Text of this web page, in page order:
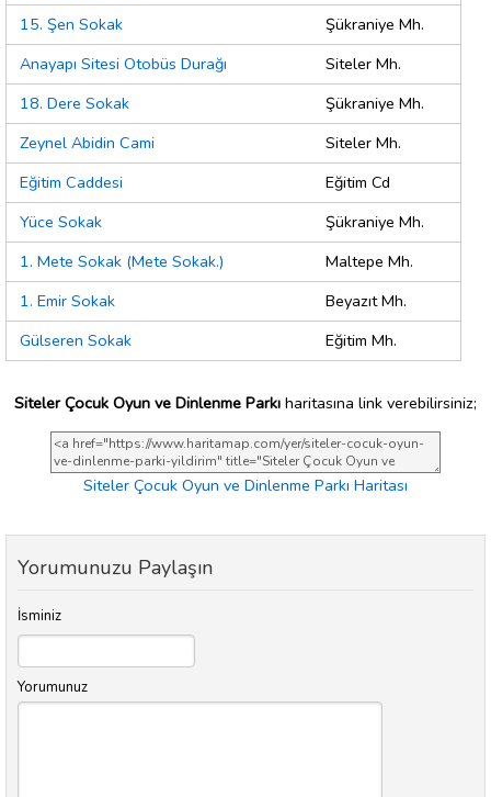
15. Şen Sokak
Şükraniye Mh.
Anayapı Sitesi Otobüs Durağı
Siteler Mh.
18. Dere Sokak
Şükraniye Mh.
Zeynel Abidin Cami
Siteler Mh.
Eğitim Caddesi
Eğitim Cd
Yüce Sokak
Şükraniye Mh.
1. Mete Sokak (Mete Sokak.)
Maltepe Mh.
1. Emir Sokak
Beyazıt Mh.
Gülseren Sokak
Eğitim Mh.
Siteler Çocuk Oyun ve Dinlenme Parkı haritasına link verebilirsiniz;
Siteler Çocuk Oyun ve Dinlenme Parkı Haritası
Yorumunuzu Paylaşın
İsminiz
Yorumunuz